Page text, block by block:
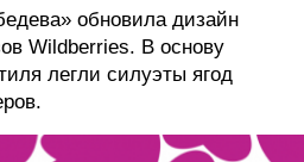
обновила дизайн
Wildberries. В основу
легли силуэты ягод